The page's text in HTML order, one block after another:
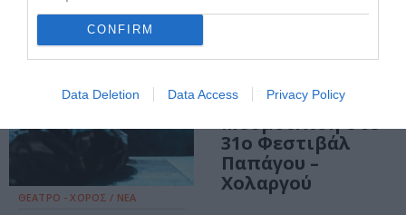
CONFIRM
Data Deletion Data Access Privacy Policy
ΘΕΑΤΡΟ - ΧΟΡΟΣ / ΝΕΑ
ΘΕΑΤΡΟ - ΧΟΡΟΣ / ΝΕΑ
Σοφοκλή σε
σκηνοθεσία
Θέμη
Μουμουλίδη στο
31ο Φεστιβάλ
Παπάγου –
Χολαργού